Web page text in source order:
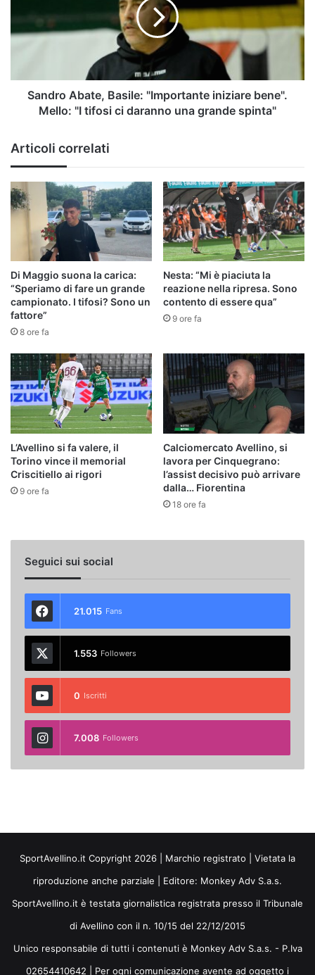
iniziare
bene".
tifosi
daranno
spinta"
Sandro Abate, Basile: "Importante iniziare bene".
Mello: "I tifosi ci daranno una grande spinta"
Articoli correlati
Di Maggio suona la carica:
“Speriamo di fare un grande
campionato. I tifosi? Sono un
fattore”
8 ore fa
Nesta: “Mi è piaciuta la
reazione nella ripresa. Sono
contento di essere qua”
9 ore fa
L’Avellino si fa valere, il
Torino vince il memorial
Criscitiello ai rigori
9 ore fa
Calciomercato Avellino, si
lavora per Cinquegrano:
l’assist decisivo può arrivare
dalla… Fiorentina
18 ore fa
Seguici sui social
21.015 Fans
1.553 Followers
0 Iscritti
7.008 Followers
SportAvellino.it Copyright 2026 | Marchio registrato | Vietata la
riproduzione anche parziale | Editore: Monkey Adv S.a.s.
SportAvellino.it è testata giornalistica registrata presso il Tribunale
di Avellino con il n. 10/15 del 22/12/2015
Unico responsabile di tutti i contenuti è Monkey Adv S.a.s. - P.Iva
02654410642 | Per ogni comunicazione avente ad oggetto i